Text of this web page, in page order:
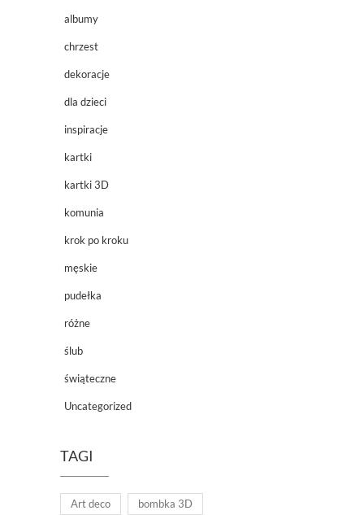
albumy
chrzest
dekoracje
dla dzieci
inspiracje
kartki
kartki 3D
komunia
krok po kroku
męskie
pudełka
różne
ślub
świąteczne
Uncategorized
TAGI
Art deco bombka 3D